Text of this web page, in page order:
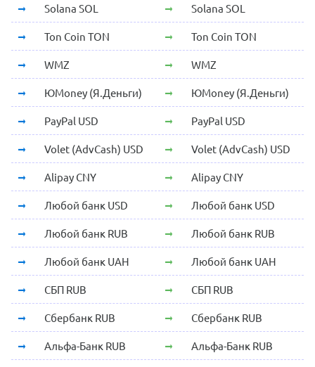
Solana SOL Solana SOL
Ton Coin TON Ton Coin TON
WMZ WMZ
ЮMoney (Я.Деньги) ЮMoney (Я.Деньги)
PayPal USD PayPal USD
Volet (AdvCash) USD Volet (AdvCash) USD
Alipay CNY Alipay CNY
Любой банк USD Любой банк USD
Любой банк RUB Любой банк RUB
Любой банк UAH Любой банк UAH
СБП RUB СБП RUB
Сбербанк RUB Сбербанк RUB
Альфа-Банк RUB Альфа-Банк RUB